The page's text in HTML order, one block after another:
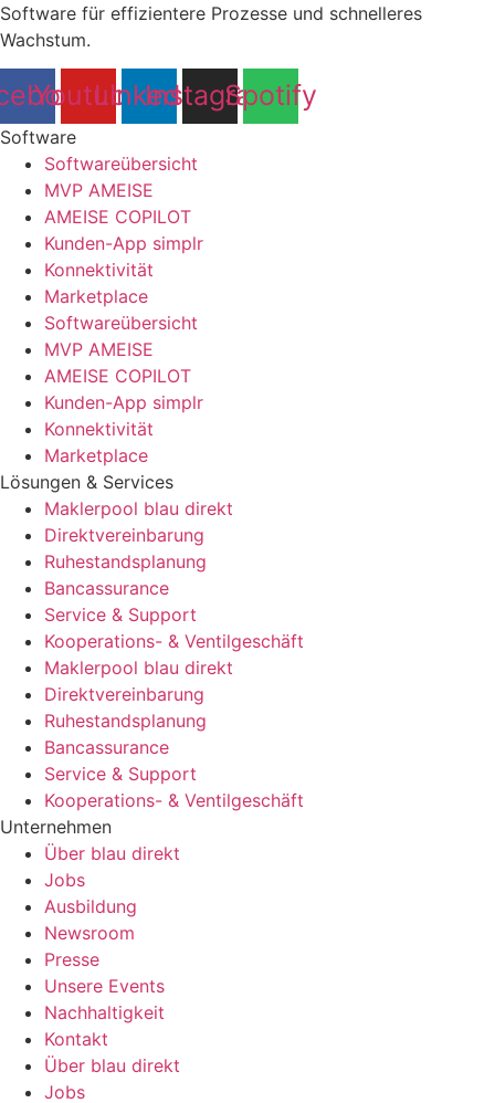
Software für effizientere Prozesse und schnelleres
Wachstum.
YoutubeLinkedin
Instagram
Spotify
Software
Softwareübersicht
MVP AMEISE
AMEISE COPILOT
Kunden-App simplr
Konnektivität
Marketplace
Softwareübersicht
MVP AMEISE
AMEISE COPILOT
Kunden-App simplr
Konnektivität
Marketplace
Lösungen & Services
Maklerpool blau direkt
Direktvereinbarung
Ruhestandsplanung
Bancassurance
Service & Support
Kooperations- & Ventilgeschäft
Maklerpool blau direkt
Direktvereinbarung
Ruhestandsplanung
Bancassurance
Service & Support
Kooperations- & Ventilgeschäft
Unternehmen
Über blau direkt
Jobs
Ausbildung
Newsroom
Presse
Unsere Events
Nachhaltigkeit
Kontakt
Über blau direkt
Jobs